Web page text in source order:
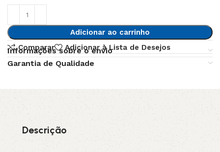
Adicionar ao carrinho
Comparar
Adicionar à Lista de Desejos
Informações sobre o envio
Garantia de Qualidade
Descrição